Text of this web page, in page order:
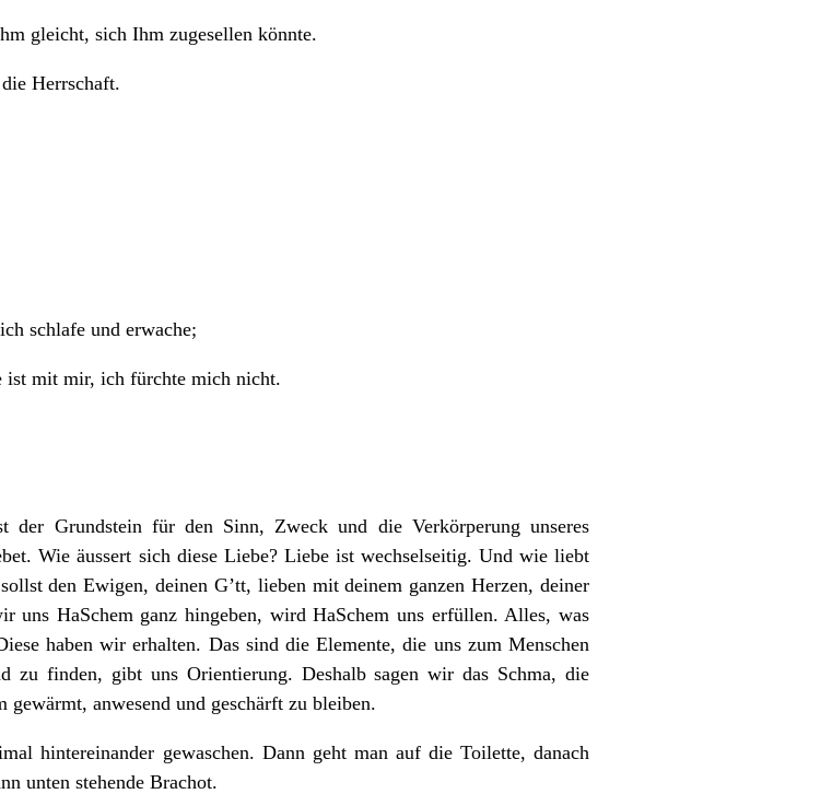
gleicht, sich Ihm zugesellen könnte.
Herrschaft.
schlafe und erwache;
ist mit mir, ich fürchte mich nicht.
der Grundstein für den Sinn, Zweck und die Verkörperung unseres
Wie äussert sich diese Liebe? Liebe ist wechselseitig. Und wie liebt
den Ewigen, deinen G’tt, lieben mit deinem ganzen Herzen, deiner
uns HaSchem ganz hingeben, wird HaSchem uns erfüllen. Alles, was
haben wir erhalten. Das sind die Elemente, die uns zum Menschen
zu finden, gibt uns Orientierung. Deshalb sagen wir das Schma, die
anwesend und geschärft zu bleiben.
hintereinander gewaschen. Dann geht man auf die Toilette, danach
unten stehende Brachot.